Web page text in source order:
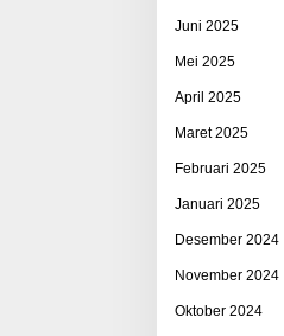
Juni 2025
Mei 2025
April 2025
Maret 2025
Februari 2025
Januari 2025
Desember 2024
November 2024
Oktober 2024